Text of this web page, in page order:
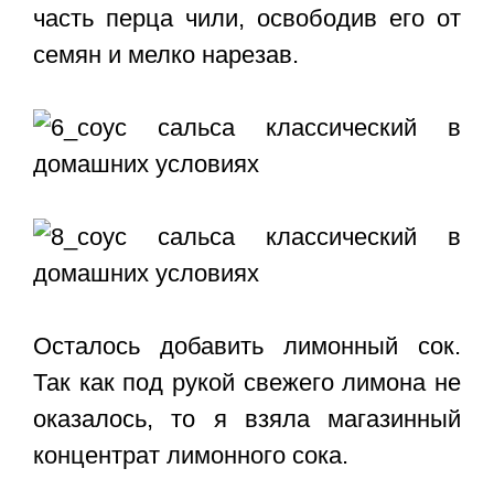
часть перца чили, освободив его от
семян и мелко нарезав.
Осталось добавить лимонный сок.
Так как под рукой свежего лимона не
оказалось, то я взяла магазинный
концентрат лимонного сока.